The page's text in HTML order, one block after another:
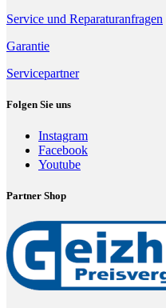
Service und Reparaturanfragen
Garantie
Servicepartner
Folgen Sie uns
Instagram
Facebook
Youtube
Partner Shop